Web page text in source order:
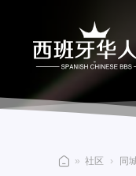
» 社区 › 同